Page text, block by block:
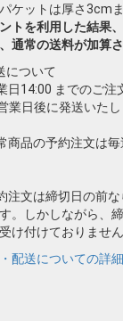
ケットは厚さ3cm
トを利用した結果
通常の送料が加算さ
について
日14:00 までのご注
業日後に発送いたし
商品の予約注文は
注文は締切日の前
。しかしながら、
け付けておりません
配送についての詳